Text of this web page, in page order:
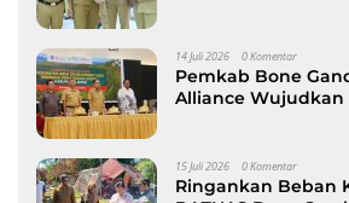
14 Juli 2026 0 Komentar
Pemkab Bone
Alliance
15 Juli 2026 0 Komentar
Ringankan Beban